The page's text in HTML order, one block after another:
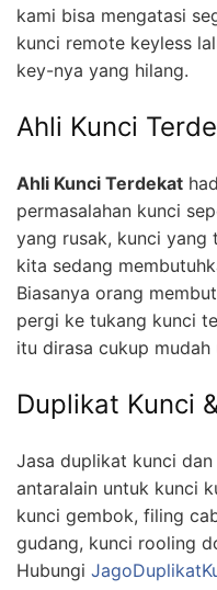
kami bisa mengatasi
kunci remote keyless
key-nya yang hilang.
Ahli Kunci
Ahli Kunci Terdekat
permasalahan kunci
yang rusak, kunci
kita sedang
Biasanya orang
pergi ke tukang kunci
itu dirasa cukup mudah
Duplikat Kunci
Jasa duplikat kunci
antaralain untuk kunci
kunci gembok, filing
gudang, kunci rooling
Hubungi